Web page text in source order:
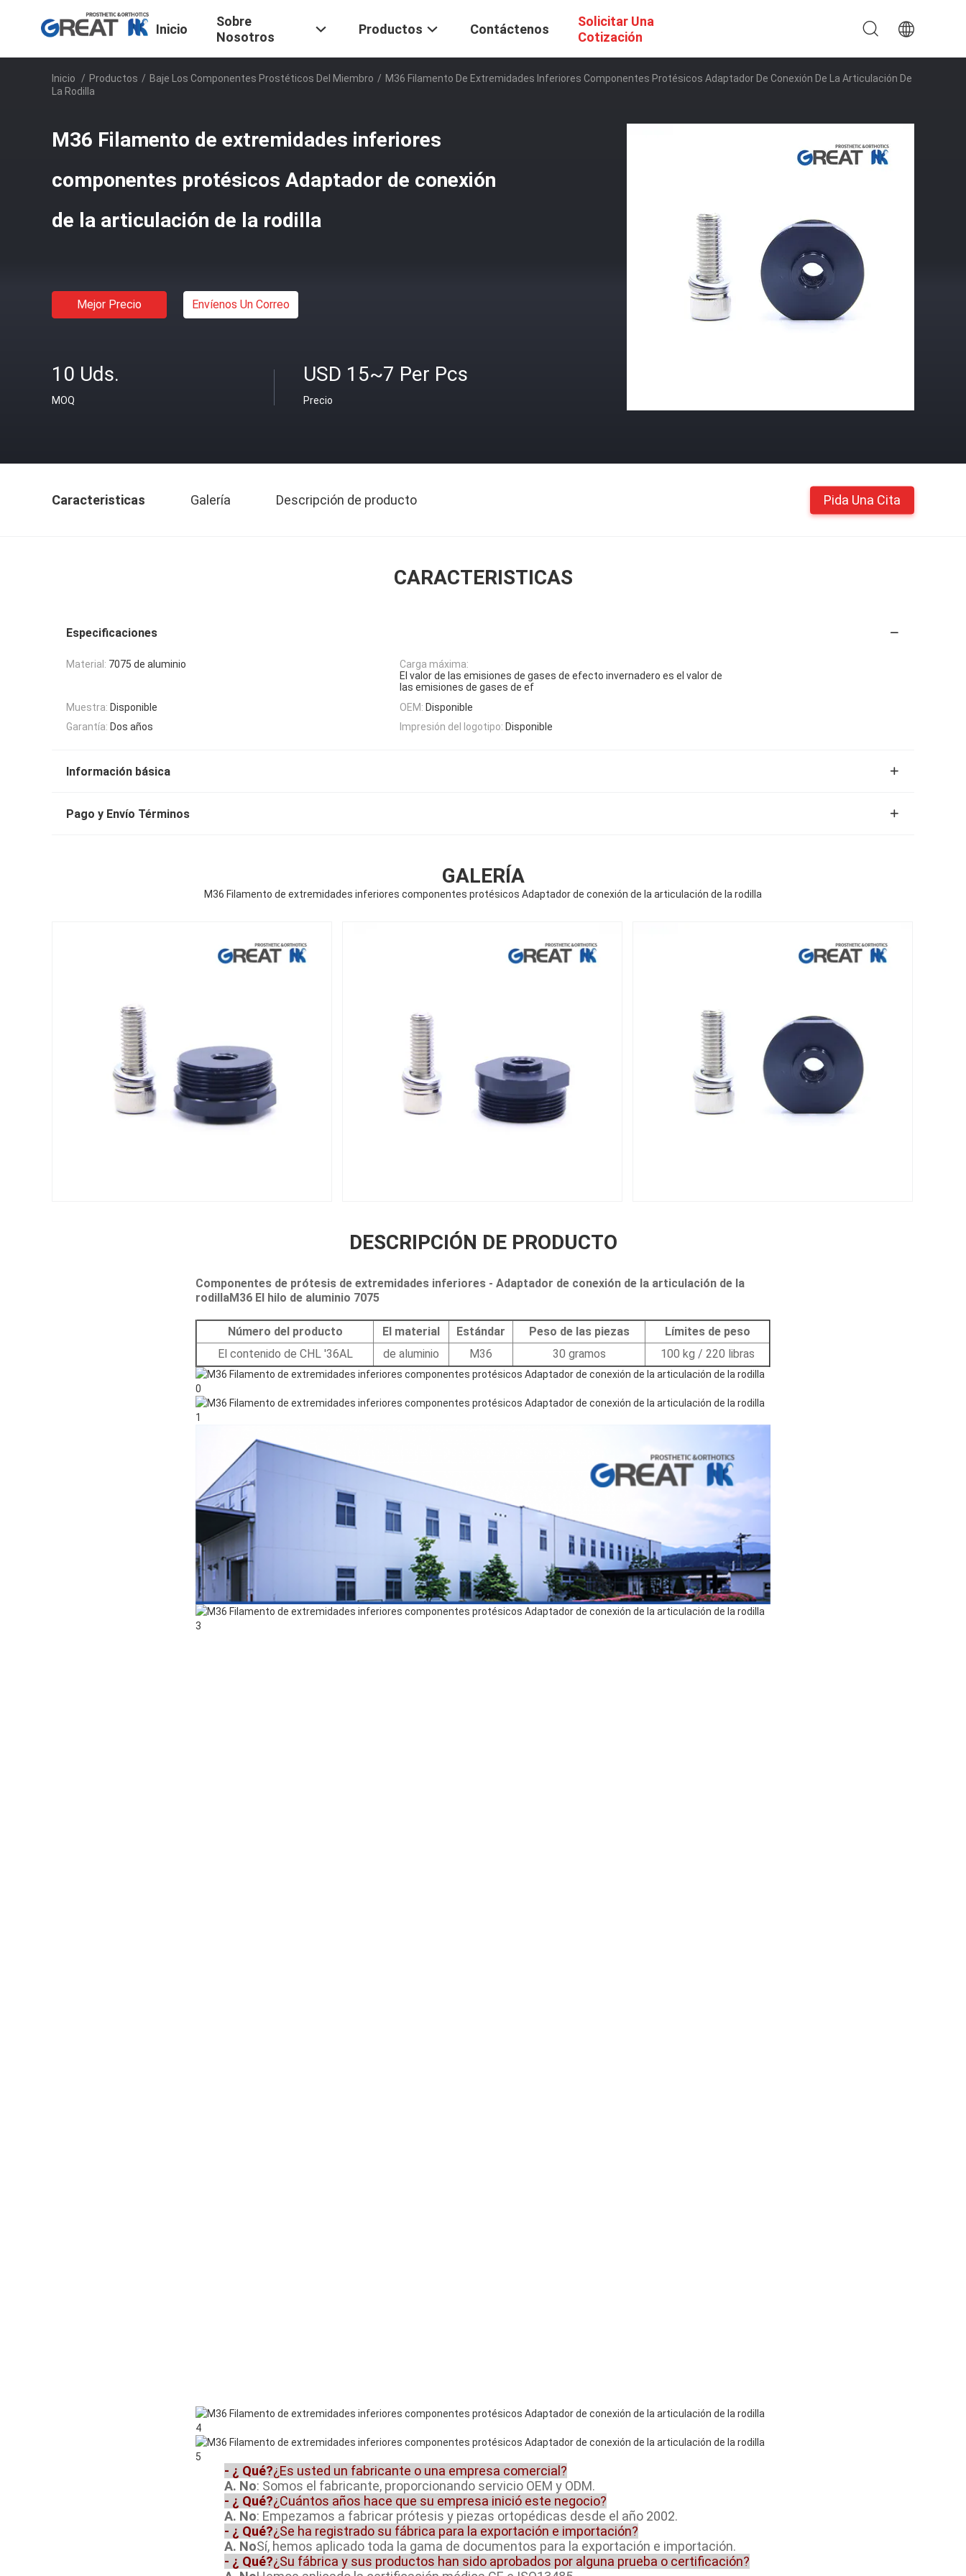
Inicio
Sobre
Nosotros
Productos Contáctenos
Solicitar Una
Cotización
Inicio / Productos / Baje Los Componentes Prostéticos Del Miembro / M36 Filamento De Extremidades Inferiores Componentes Protésicos Adaptador De Conexión De La Articulación De
La Rodilla
M36 Filamento de extremidades inferiores
componentes protésicos Adaptador de conexión
de la articulación de la rodilla
Mejor Precio Envíenos Un Correo
10 Uds.
MOQ
USD 15~7 Per Pcs
Precio
Caracteristicas Galería Descripción de producto Pida Una Cita
CARACTERISTICAS
Especificaciones
Material: 7075 de aluminio
Carga máxima:
El valor de las emisiones de gases de efecto invernadero es el valor de
las emisiones de gases de ef
Muestra: Disponible OEM: Disponible
Garantía: Dos años Impresión del logotipo: Disponible
Información básica
Pago y Envío Términos
GALERÍA
M36 Filamento de extremidades inferiores componentes protésicos Adaptador de conexión de la articulación de la rodilla
DESCRIPCIÓN DE PRODUCTO
Componentes de prótesis de extremidades inferiores - Adaptador de conexión de la articulación de la
rodillaM36 El hilo de aluminio 7075
Número del producto El material Estándar Peso de las piezas
Límites de peso
El contenido de CHL ′36AL
de aluminio M36 30 gramos 100 kg / 220 libras
- ¿ Qué?¿Es usted un fabricante o una empresa comercial?
A. No: Somos el fabricante, proporcionando servicio OEM y ODM.
- ¿ Qué?¿Cuántos años hace que su empresa inició este negocio?
A. No: Empezamos a fabricar prótesis y piezas ortopédicas desde el año 2002.
- ¿ Qué?¿Se ha registrado su fábrica para la exportación e importación?
A. NoSí, hemos aplicado toda la gama de documentos para la exportación e importación.
- ¿ Qué?¿Su fábrica y sus productos han sido aprobados por alguna prueba o certificación?